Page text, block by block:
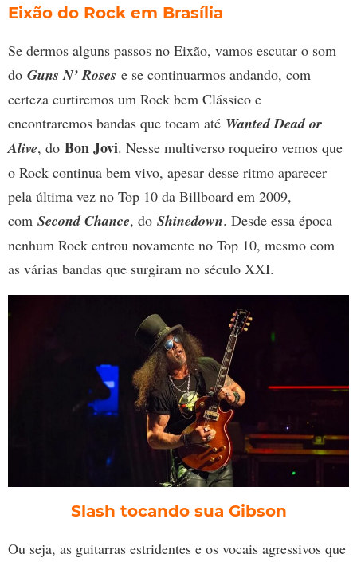
Eixão do Rock em Brasília
Se dermos alguns passos no Eixão, vamos escutar o som
do Guns N’ Roses e se continuarmos andando, com
certeza curtiremos um Rock bem Clássico e
encontraremos bandas que tocam até Wanted Dead or
Alive, do Bon Jovi. Nesse multiverso roqueiro vemos que
o Rock continua bem vivo, apesar desse ritmo aparecer
pela última vez no Top 10 da Billboard em 2009,
com Second Chance, do Shinedown. Desde essa época
nenhum Rock entrou novamente no Top 10, mesmo com
as várias bandas que surgiram no século XXI.
Slash tocando sua Gibson
Ou seja, as guitarras estridentes e os vocais agressivos que